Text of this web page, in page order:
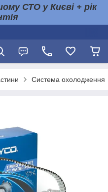
СТО у Києві + рік
Система охолодження